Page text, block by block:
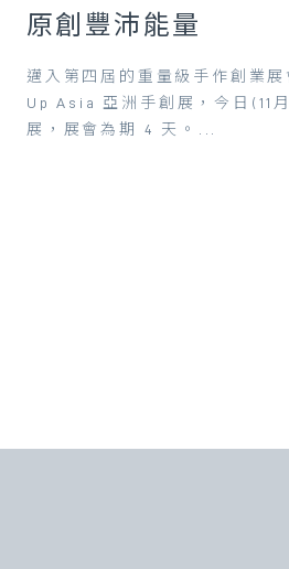
原創豐沛能量
邁入第四屆的重量級手作創業展
Up Asia 亞洲手創展，今日(11
展，展會為期 4 天。...